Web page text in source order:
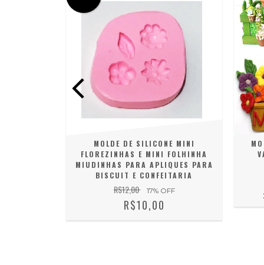
MOLDE DE SILICONE MINI
FLOREZINHAS E MINI FOLHINHA
MIUDINHAS PARA APLIQUES PARA
BISCUIT E CONFEITARIA
R$12,00 17% OFF
R$10,00